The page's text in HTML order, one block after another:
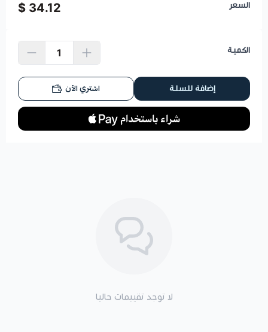
السعر 34.12 $
الكمية
إضافة للسلة اشتري الآن
لا توجد تقييمات حاليا